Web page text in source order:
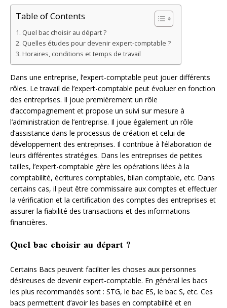
Table of Contents
Quel bac choisir au départ ?
Quelles études pour devenir expert-comptable ?
Horaires, conditions et temps de travail
Dans une entreprise, l’expert-comptable peut jouer différents
rôles. Le travail de l’expert-comptable peut évoluer en fonction
des entreprises. Il joue premièrement un rôle
d’accompagnement et propose un suivi sur mesure à
l’administration de l’entreprise. Il joue également un rôle
d’assistance dans le processus de création et celui de
développement des entreprises. Il contribue à l’élaboration de
leurs différentes stratégies. Dans les entreprises de petites
tailles, l’expert-comptable gère les opérations liées à la
comptabilité, écritures comptables, bilan comptable, etc. Dans
certains cas, il peut être commissaire aux comptes et effectuer
la vérification et la certification des comptes des entreprises et
assurer la fiabilité des transactions et des informations
financières.
Quel bac choisir au départ ?
Certains Bacs peuvent faciliter les choses aux personnes
désireuses de devenir expert-comptable. En général les bacs
les plus recommandés sont : STG, le bac ES, le bac S, etc. Ces
bacs permettent d’avoir les bases en comptabilité et en